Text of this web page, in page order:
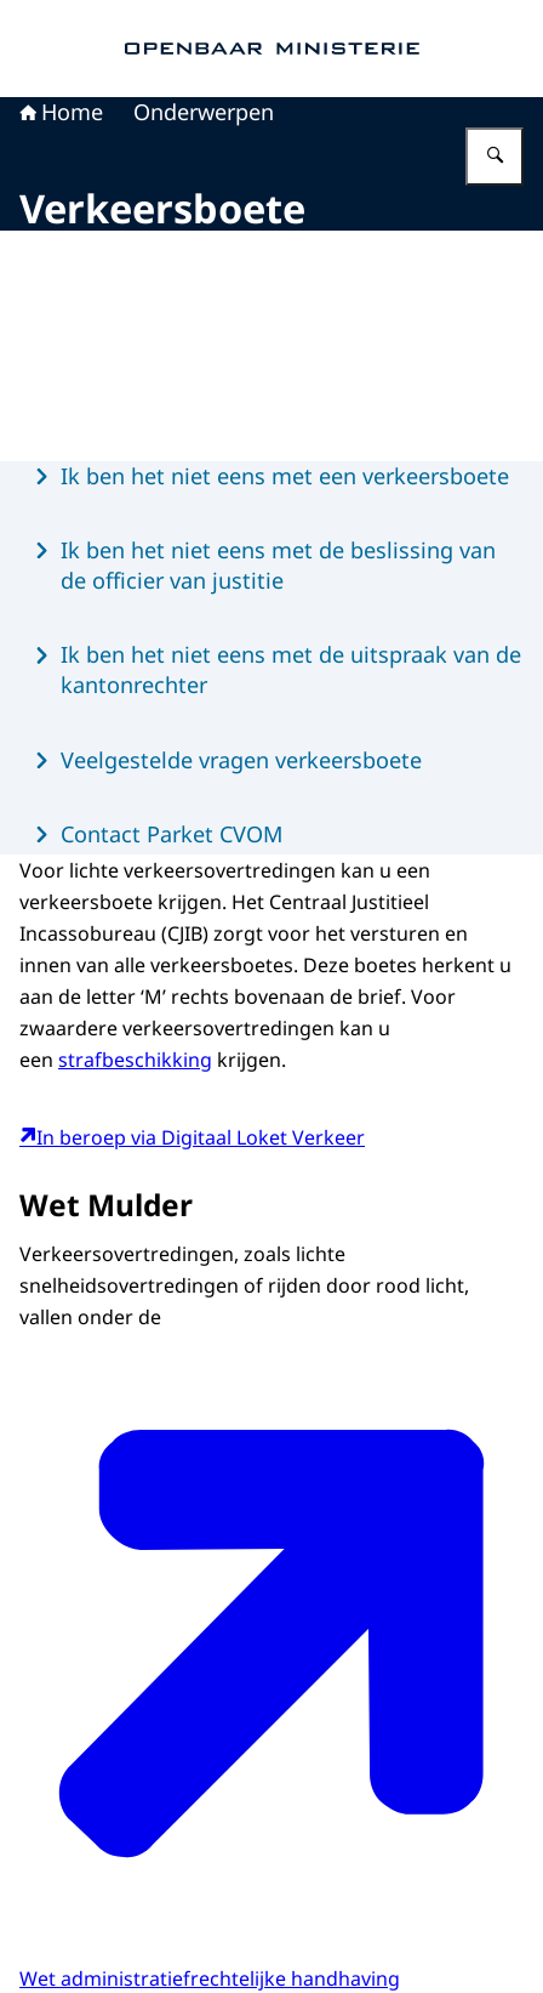
Home Onderwerpen
Verkeersboete
MenuIk ben het niet eens met een verkeersboete
Ik ben het niet eens met de beslissing van
de officier van justitie
Ik ben het niet eens met de uitspraak van de
kantonrechter
Veelgestelde vragen verkeersboete
Contact Parket CVOM
Voor lichte verkeersovertredingen kan u een
verkeersboete krijgen. Het Centraal Justitieel
Incassobureau (CJIB) zorgt voor het versturen en
innen van alle verkeersboetes. Deze boetes herkent u
aan de letter ‘M’ rechts bovenaan de brief. Voor
zwaardere verkeersovertredingen kan u
een strafbeschikking krijgen.
In beroep via Digitaal Loket Verkeer
Wet Mulder
Verkeersovertredingen, zoals lichte
snelheidsovertredingen of rijden door rood licht,
vallen onder de
Wet administratiefrechtelijke handhaving